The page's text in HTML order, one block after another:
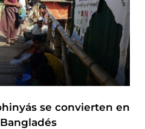
se convierten en